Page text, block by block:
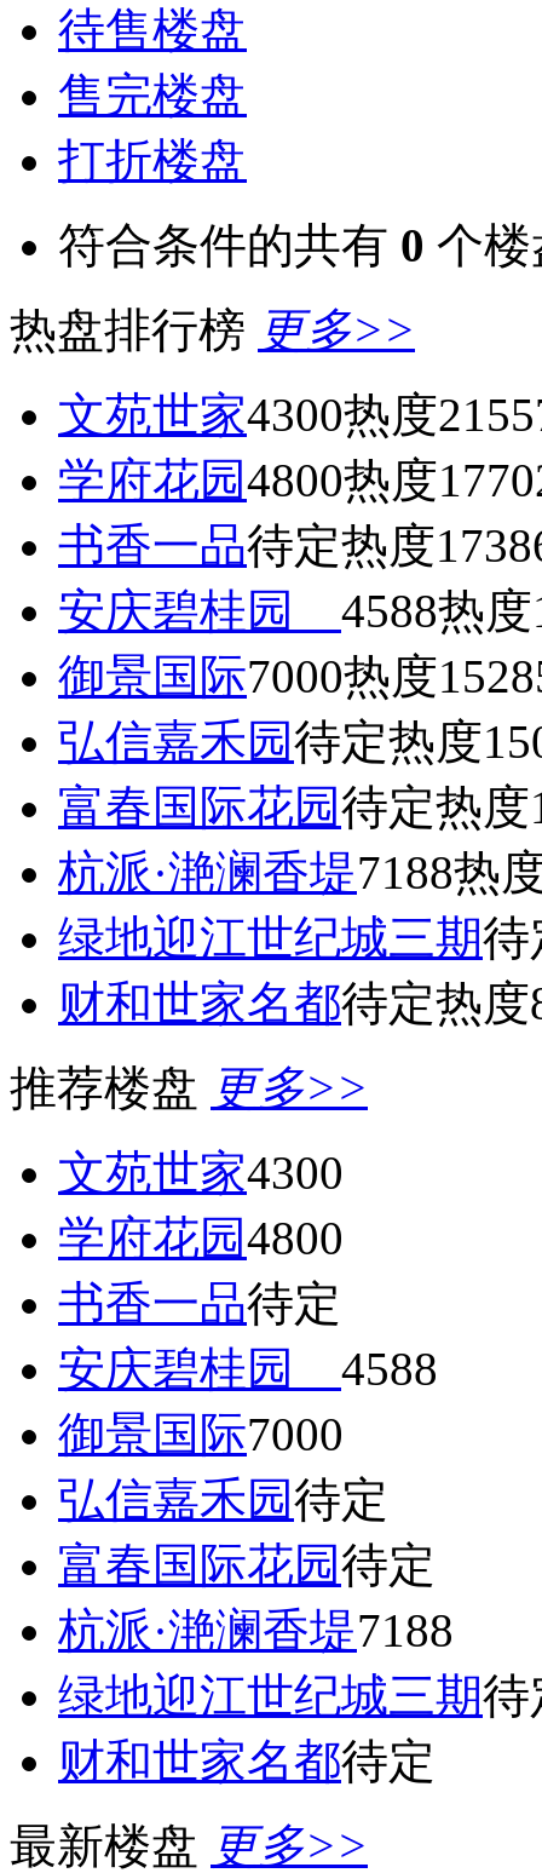
待售楼盘
售完楼盘
打折楼盘
符合条件的共有 0 个楼
热盘排行榜 更多>>
文苑世家4300热度
学府花园4800热度
书香一品待定热度
安庆碧桂园 4588热度
御景国际7000热度
弘信嘉禾园待定热度
富春国际花园待定热度
杭派·滟澜香堤7188热
绿地迎江世纪城三期待
财和世家名都待定热度
推荐楼盘 更多>>
文苑世家4300
学府花园4800
书香一品待定
安庆碧桂园 4588
御景国际7000
弘信嘉禾园待定
富春国际花园待定
杭派·滟澜香堤7188
绿地迎江世纪城三期待
财和世家名都待定
最新楼盘 更多>>